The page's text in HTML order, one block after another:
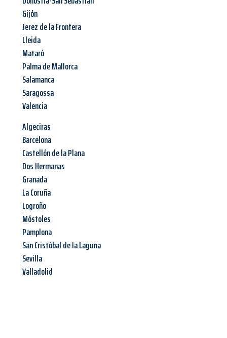
Gijón
Jerez de la Frontera
Lleida
Mataró
Palma de Mallorca
Salamanca
Saragossa
Valencia
Algeciras
Barcelona
Castellón de la Plana
Dos Hermanas
Granada
La Coruña
Logroño
Móstoles
Pamplona
San Cristóbal de la Laguna
Sevilla
Valladolid